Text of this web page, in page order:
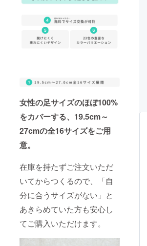
女性の足サイズのほぼ100%
をカバーする、19.5cm～
27cmの全16サイズをご用
意。
在庫を持たずご注文いただ
いてからつくるので、「自
分に合うサイズがない」と
あきらめていた方も安心し
てご購入いただけます。